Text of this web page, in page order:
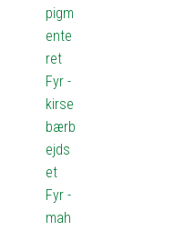
pigm
ente
ret
Fyr -
kirse
bærb
ejds
et
Fyr -
mah